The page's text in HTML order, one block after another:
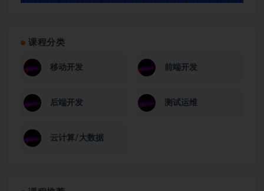
课程分类
移动开发 前端开发
后端开发 测试运维
云计算/大数据